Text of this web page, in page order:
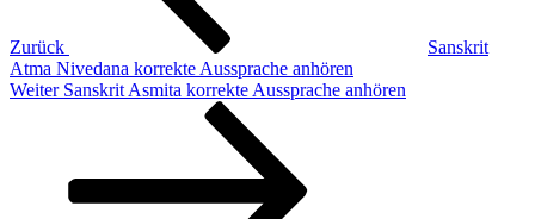
Zurück
Sanskrit
Atma Nivedana korrekte Aussprache anhören
Nächster
Weiter Sanskrit Asmita korrekte Aussprache anhören